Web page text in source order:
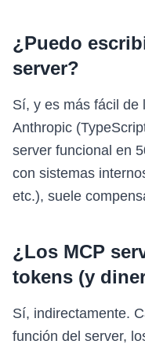
¿Puedo
server?
Sí, y es más fácil de
Anthropic
server funcional en
con sistemas
etc.), suele
¿Los MCP
tokens (y
Sí, indirectamente.
función del server,